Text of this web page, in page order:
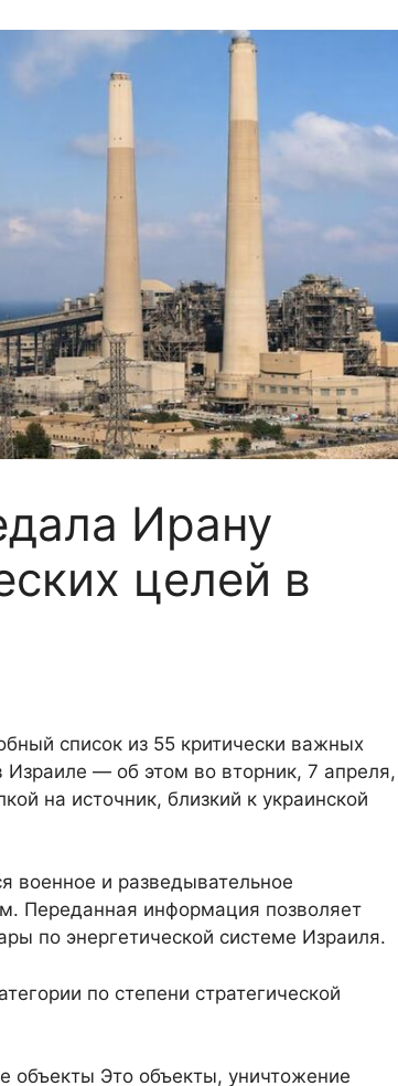
Ирану
целей в
список из 55 критически важных
Израиле — об этом во вторник, 7 апреля,
на источник, близкий к украинской
военное и разведывательное
Переданная информация позволяет
по энергетической системе Израиля.
по степени стратегической
объекты Это объекты, уничтожение